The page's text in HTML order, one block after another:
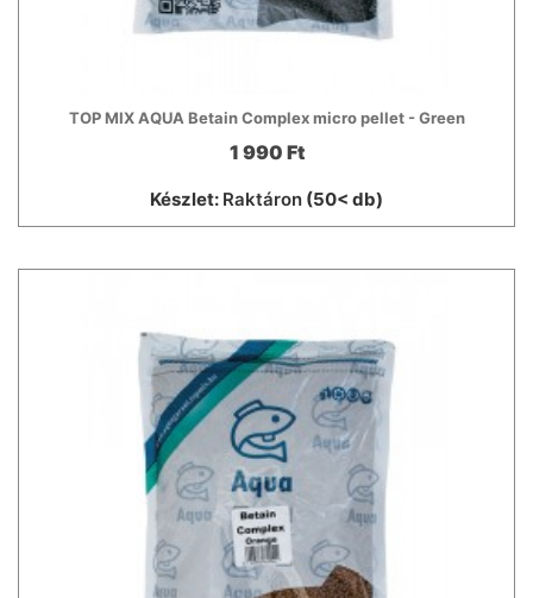
TOP MIX AQUA Betain Complex micro pellet - Green
1 990 Ft
Készlet: Raktáron (50< db)